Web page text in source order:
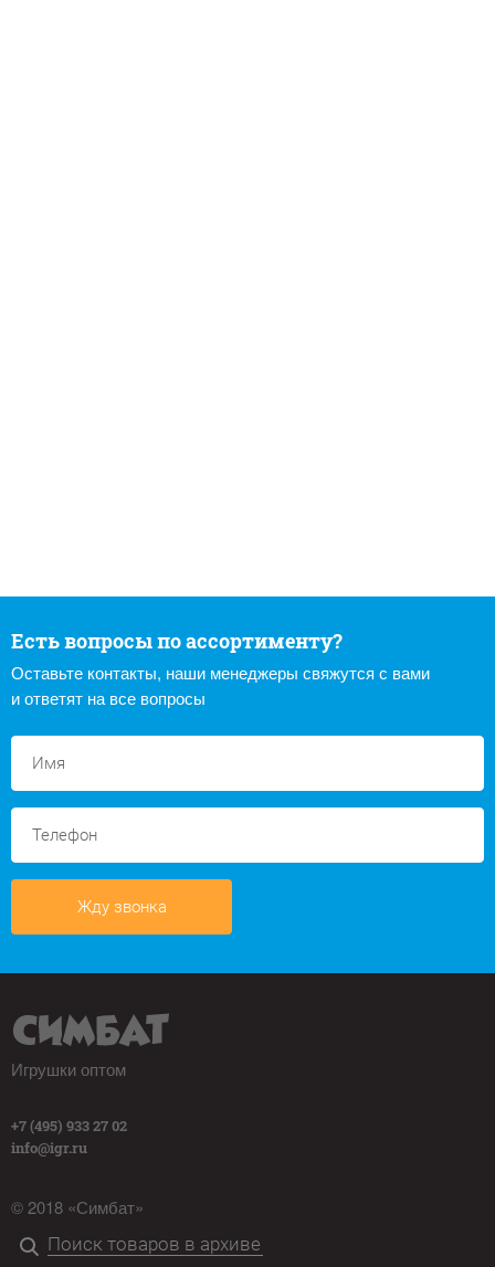
Есть вопросы по ассортименту?
Оставьте контакты, наши менеджеры свяжутся с вами
и ответят на все вопросы
Жду звонка
Игрушки оптом
+7 (495) 933 27 02
info@igr.ru
© 2018 «Симбат»